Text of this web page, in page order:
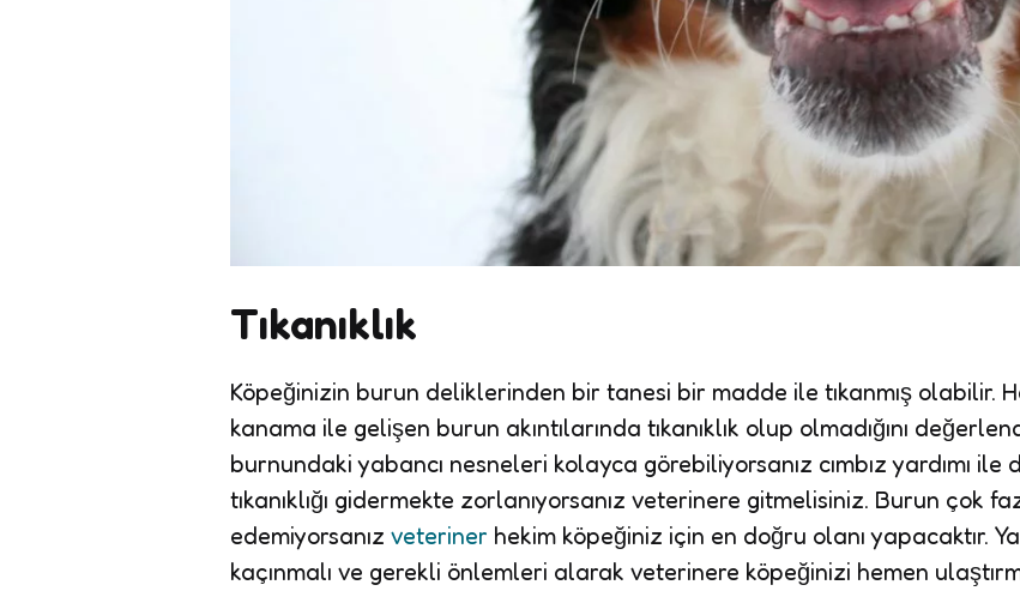
Tıkanıklık
Köpeğinizin burun deliklerinden bir tanesi bir madde ile tıkanmış olabilir.
kanama ile gelişen burun akıntılarında tıkanıklık olup olmadığını
burnundaki yabancı nesneleri kolayca görebiliyorsanız cımbız yardımı ile
tıkanıklığı gidermekte zorlanıyorsanız veterinere gitmelisiniz. Burun çok
edemiyorsanız veteriner hekim köpeğiniz için en doğru olanı yapacaktır.
kaçınmalı ve gerekli önlemleri alarak veterinere köpeğinizi hemen